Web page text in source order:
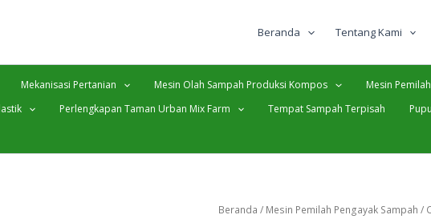
Beranda Tentang Kami
Mekanisasi Pertanian Mesin Olah Sampah Produksi Kompos
Mesin
Perlengkapan Taman Urban Mix Farm Tempat Sampah Terpisah
Beranda / Mesin Pemilah Pengayak Sampah /